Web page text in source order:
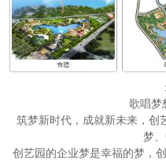
歌唱梦
筑梦新时代，成就新未来，创
梦、
创艺园的企业梦是幸福的梦，